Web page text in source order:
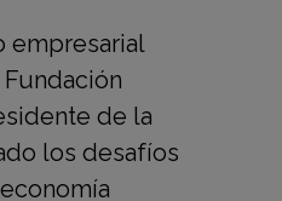
empresarial
de la
los desafíos